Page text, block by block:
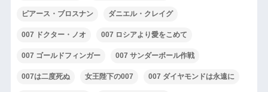
ピアース・ブロスナン ダニエル・クレイグ
007 ドクター・ノオ 007 ロシアより愛をこめて
007 ゴールドフィンガー 007 サンダーボール作戦
007は二度死ぬ 女王陛下の007 007 ダイヤモンドは永遠に